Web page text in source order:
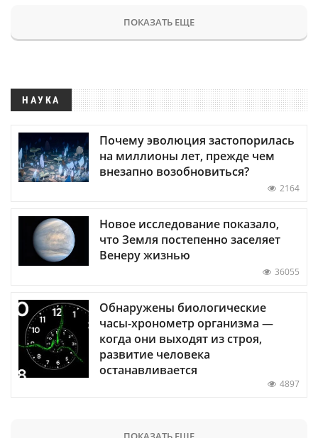
ПОКАЗАТЬ ЕЩЕ
НАУКА
Почему эволюция застопорилась
на миллионы лет, прежде чем
внезапно возобновиться?
2164
Новое исследование показало,
что Земля постепенно заселяет
Венеру жизнью
36055
Обнаружены биологические
часы-хронометр организма —
когда они выходят из строя,
развитие человека
останавливается
4897